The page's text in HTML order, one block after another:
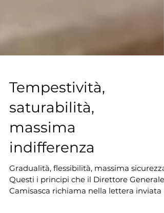
Tempestività,
saturabilità,
massima
indifferenza
Gradualità, flessibilità, massima sicurezza.